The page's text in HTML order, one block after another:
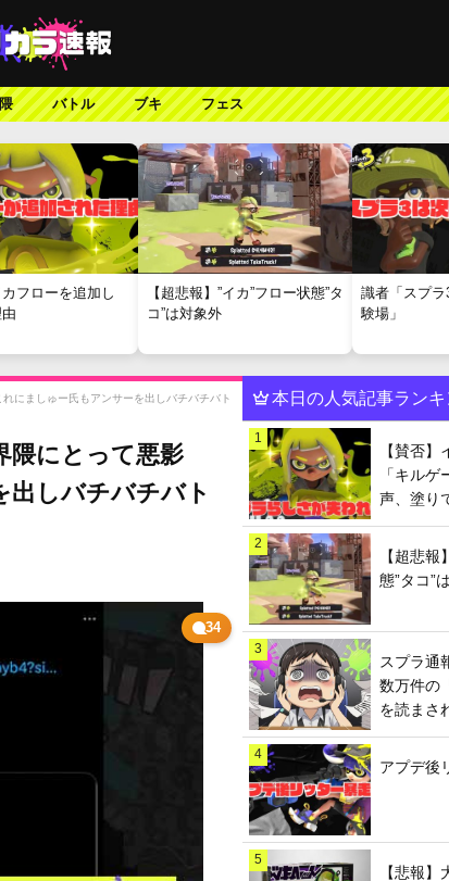
バトル ブキ フェス
フローを追加し
【超悲報】”イカ”フロー状態”タ
コ”は対象外
識者「スプ
験場」
にましゅー氏もアンサーを出しバチバチバト
隈にとって悪影
出しバチバチバト
34
本日の人気記事ラン
1
【賛否
「キル
声、塗り
らしさ”
2
【超悲報
態”タコ”
3
スプラ通
数万件の
を読まさ
4
アプデ後
5
【悲報】